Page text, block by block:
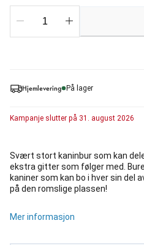
Hjemlevering På lager
Kampanje slutter på 31. august 2026
Svært stort kaninbur som kan
ekstra gitter som følger med.
kaniner som kan bo i hver sin del
på den romslige plassen!
Mer informasjon